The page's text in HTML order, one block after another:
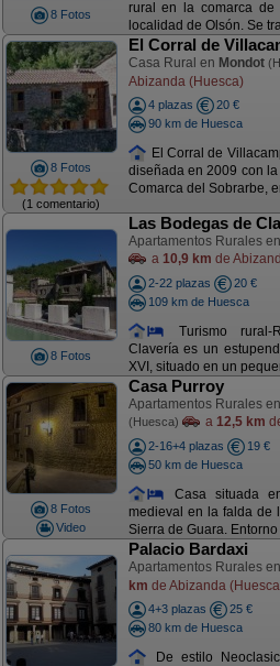
8 Fotos
rural en la comarca de
localidad de Olsón. Se
8 Fotos
(1 comentario)
El Corral de
Casa Rural en Mondot
Abizanda (Huesca)
4 plazas
20 €
90 km de Huesca
El Corral de
diseñada en 2009 con
Comarca del Sobrarbe,
8 Fotos
Las Bodegas de
Apartamentos Rurales en
a 10,9 km de
2-22 plazas
20 €
109 km de Huesca
Turismo rural-
Clavería es un
XVI, situado en un
8 Fotos
Video
Casa Purroy
Apartamentos Rurales en
(Huesca) a 12,5 km
2-16+4 plazas
19 €
50 km de Huesca
Casa situada
medieval en la falda de
Sierra de Guara.
Palacio Bardaxi
Apartamentos Rurales en
km de Abizanda
4+3 plazas
25 €
80 km de Huesca
De estilo